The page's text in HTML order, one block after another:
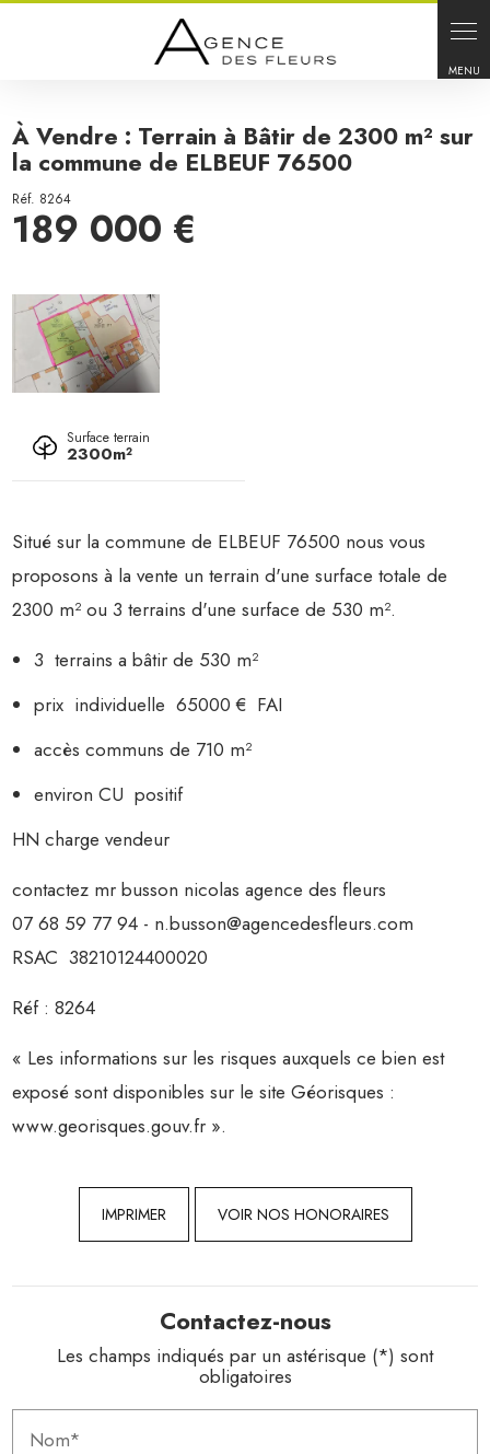
À Vendre : Terrain à Bâtir de 2300 m² sur
la commune de ELBEUF 76500
Réf. 8264
189 000 €
Surface terrain
2300m²
Situé sur la commune de ELBEUF 76500 nous vous
proposons à la vente un terrain d'une surface totale de
2300 m² ou 3 terrains d'une surface de 530 m².
3 terrains a bâtir de 530 m²
prix individuelle 65000 € FAI
accès communs de 710 m²
environ CU positif
HN charge vendeur
contactez mr busson nicolas agence des fleurs
07 68 59 77 94 - n.busson@agencedesfleurs.com
RSAC 38210124400020
Réf : 8264
« Les informations sur les risques auxquels ce bien est
exposé sont disponibles sur le site Géorisques :
www.georisques.gouv.fr ».
IMPRIMER VOIR NOS HONORAIRES
Contactez-nous
Les champs indiqués par un astérisque (*) sont
obligatoires
Nom*
Panneau de gestion des cookies